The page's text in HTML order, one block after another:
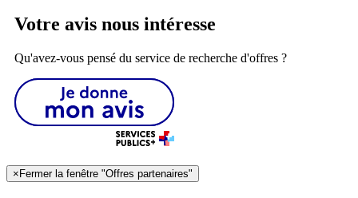
Votre avis nous intéresse
Qu'avez-vous pensé du service de recherche d'offres ?
× Fermer la fenêtre "Offres partenaires"